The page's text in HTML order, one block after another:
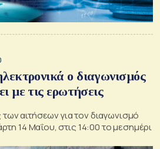
ο διαγωνισμός
με τις ερωτήσεις
αιτήσεων για τον διαγωνισμό
14 Μαΐου, στις 14:00 το μεσημέρι